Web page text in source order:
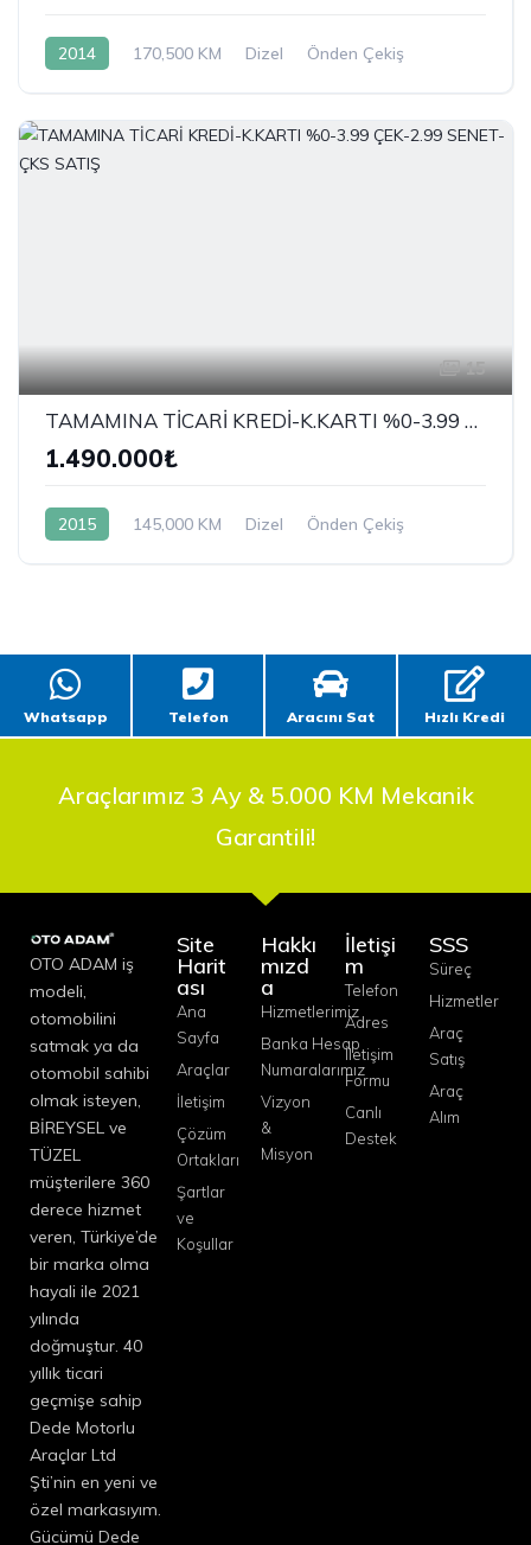
2014 170,500 KM Dizel Önden Çekiş
15
TAMAMINA TİCARİ KREDİ-K.KARTI %0-3.99 ÇEK-2.99 SENET-ÇKS SATIŞ
1.490.000₺
2015 145,000 KM Dizel Önden Çekiş
Whatsapp Telefon Aracını Sat Hızlı Kredi
Araçlarımız 3 Ay & 5.000 KM Mekanik
Garantili!
OTO ADAM iş
modeli,
otomobilini
satmak ya da
otomobil sahibi
olmak isteyen,
BİREYSEL ve
TÜZEL
müşterilere 360
derece hizmet
veren, Türkiye’de
bir marka olma
hayali ile 2021
yılında
doğmuştur. 40
yıllık ticari
geçmişe sahip
Dede Motorlu
Araçlar Ltd
Şti’nin en yeni ve
özel markasıyım.
Gücümü Dede
Site
Harit
ası
Ana
Sayfa
Araçlar
İletişim
Çözüm
Ortakları
Şartlar
ve
Koşullar
Hakkı
mızd
a
Hizmetlerimiz
Banka Hesap
Numaralarımız
Vizyon
&
Misyon
İletişi
m
Telefon
Adres
İletişim
Formu
Canlı
Destek
SSS
Süreç
Hizmetler
Araç
Satış
Araç
Alım